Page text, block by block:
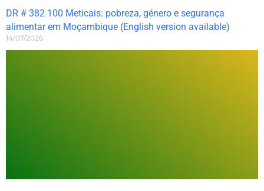
DR # 382 100 Meticais: pobreza, género e segurança
alimentar em Moçambique (English version available)
14/07/2026